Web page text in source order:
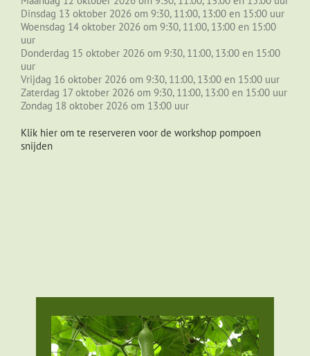
Dinsdag 13 oktober 2026 om 9:30, 11:00, 13:00 en 15:00 uur
Woensdag 14 oktober 2026 om 9:30, 11:00, 13:00 en 15:00
uur
Donderdag 15 oktober 2026 om 9:30, 11:00, 13:00 en 15:00
uur
Vrijdag 16 oktober 2026 om 9:30, 11:00, 13:00 en 15:00 uur
Zaterdag 17 oktober 2026 om 9:30, 11:00, 13:00 en 15:00 uur
Zondag 18 oktober 2026 om 13:00 uur
Klik hier om te reserveren voor de workshop pompoen
snijden